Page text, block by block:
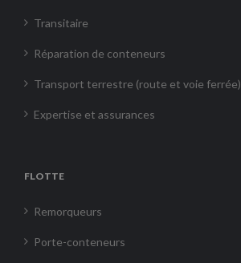
Transitaire
Réparation de conteneurs
Transport terrestre (route et voie ferrée)
Expertise et assurances
FLOTTE
Remorqueurs
Porte-conteneurs